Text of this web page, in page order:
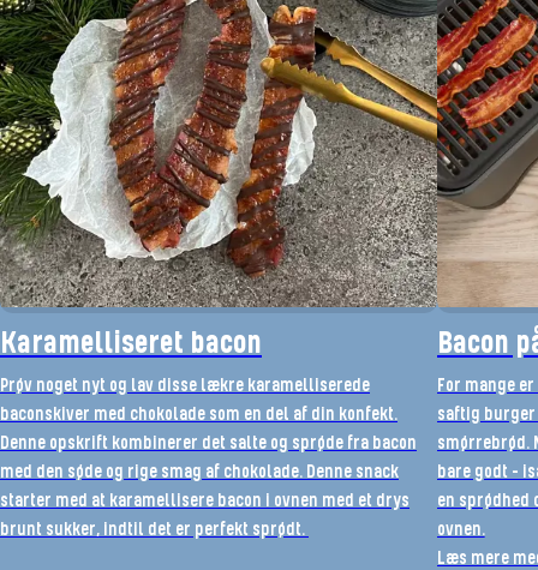
Karamelliseret bacon
Prøv noget nyt og lav disse lækre karamelliserede
baconskiver med chokolade som en del af din konfekt.
Denne opskrift kombinerer det salte og sprøde fra bacon
med den søde og rige smag af chokolade. Denne snack
starter med at karamellisere bacon i ovnen med et drys
brunt sukker, indtil det er perfekt sprødt.
Bacon
For mange
saftig
smørrebrød.
bare godt –
en sprødhed
ovnen.
Læs mere